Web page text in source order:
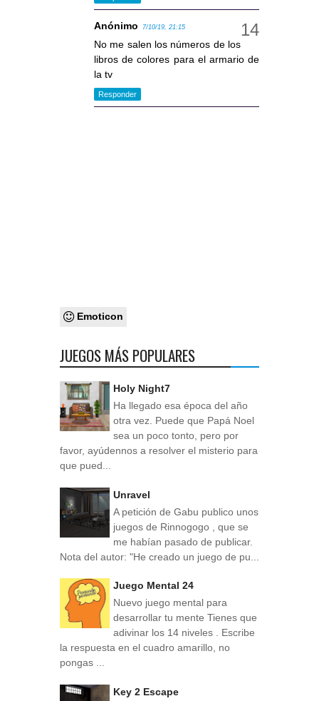
Anónimo 7/10/19, 21:15
No me salen los números de los
libros de colores para el armario de
la tv
Responder
Emoticon
JUEGOS MÁS POPULARES
Holy Night7
Ha llegado esa época del año
otra vez. Puede que Papá Noel
sea un poco tonto, pero por
favor, ayúdennos a resolver el misterio para
que pued...
Unravel
A petición de Gabu publico unos
juegos de Rinnogogo , que se
me habían pasado de publicar.
Nota del autor: "He creado un juego de pu...
Juego Mental 24
Nuevo juego mental para
desarrollar tu mente Tienes que
adivinar los 14 niveles . Escribe
la respuesta en el cuadro amarillo, no
pongas ...
Key 2 Escape